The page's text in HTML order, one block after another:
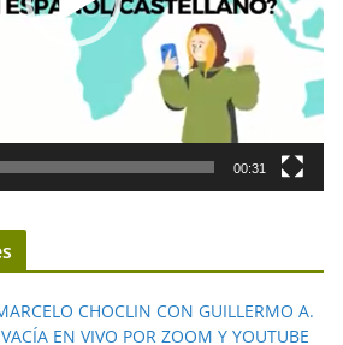
00:31
CHOCLIN CON GUILLERMO A.
EN VIVO POR ZOOM Y YOUTUBE